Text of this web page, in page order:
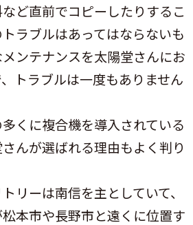
ど直前でコピーしたりするこ
ラブルはあってはならないも
ンテナンスを太陽堂さんにお
トラブルは一度もありません
くに複合機を導入されている
んが選ばれる理由もよく判り
リーは南信を主としていて、
本市や長野市と遠くに位置す